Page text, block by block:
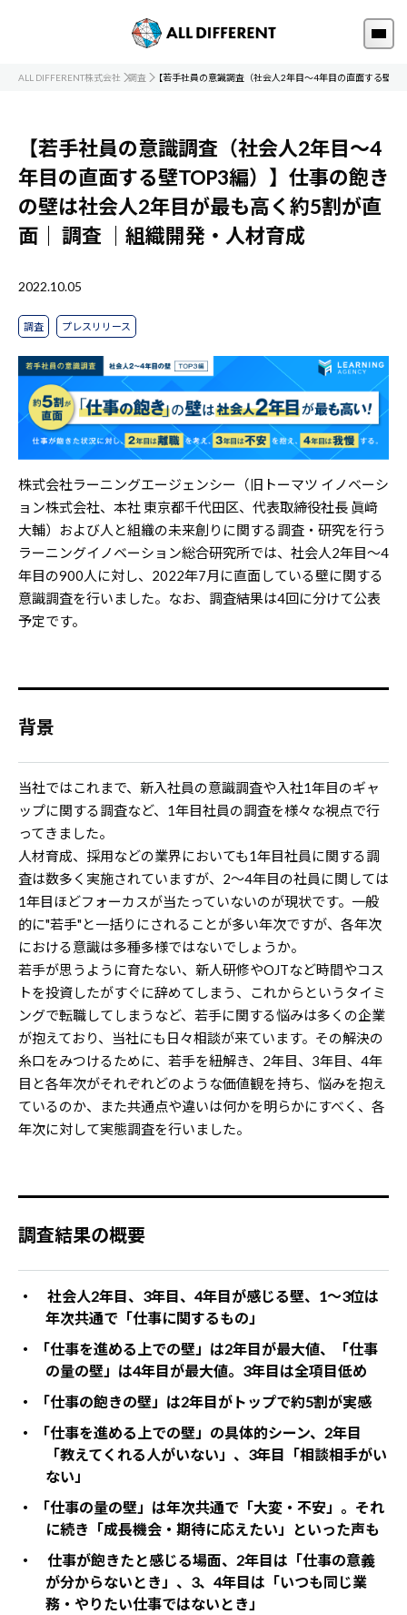
ALL DIFFERENT株式会社 調査 【若手社員の意識調査（社会人2年目～4年目の直面する壁
【若手社員の意識調査（社会人2年目～4
年目の直面する壁TOP3編）】仕事の飽き
の壁は社会人2年目が最も高く約5割が直
面｜ 調査 ｜組織開発・人材育成
2022.10.05
調査 プレスリリース
株式会社ラーニングエージェンシー（旧トーマツ イノベーシ
ョン株式会社、本社 東京都千代田区、代表取締役社長 眞﨑
大輔）および人と組織の未来創りに関する調査・研究を行う
ラーニングイノベーション総合研究所では、社会人2年目～4
年目の900人に対し、2022年7月に直面している壁に関する
意識調査を行いました。なお、調査結果は4回に分けて公表
予定です。
背景
当社ではこれまで、新入社員の意識調査や入社1年目のギャ
ップに関する調査など、1年目社員の調査を様々な視点で行
ってきました。
人材育成、採用などの業界においても1年目社員に関する調
査は数多く実施されていますが、2～4年目の社員に関しては
1年目ほどフォーカスが当たっていないのが現状です。一般
的に"若手"と一括りにされることが多い年次ですが、各年次
における意識は多種多様ではないでしょうか。
若手が思うように育たない、新人研修やOJTなど時間やコス
トを投資したがすぐに辞めてしまう、これからというタイミ
ングで転職してしまうなど、若手に関する悩みは多くの企業
が抱えており、当社にも日々相談が来ています。その解決の
糸口をみつけるために、若手を紐解き、2年目、3年目、4年
目と各年次がそれぞれどのような価値観を持ち、悩みを抱え
ているのか、また共通点や違いは何かを明らかにすべく、各
年次に対して実態調査を行いました。
調査結果の概要
・ 社会人2年目、3年目、4年目が感じる壁、1～3位は
年次共通で「仕事に関するもの」
・ 「仕事を進める上での壁」は2年目が最大値、「仕事
の量の壁」は4年目が最大値。3年目は全項目低め
・ 「仕事の飽きの壁」は2年目がトップで約5割が実感
・ 「仕事を進める上での壁」の具体的シーン、2年目
「教えてくれる人がいない」、3年目「相談相手がい
ない」
・ 「仕事の量の壁」は年次共通で「大変・不安」。それ
に続き「成長機会・期待に応えたい」といった声も
・ 仕事が飽きたと感じる場面、2年目は「仕事の意義
が分からないとき」、3、4年目は「いつも同じ業
務・やりたい仕事ではないとき」